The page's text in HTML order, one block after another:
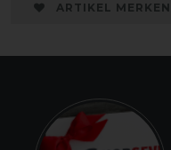
ARTIKEL MERKEN